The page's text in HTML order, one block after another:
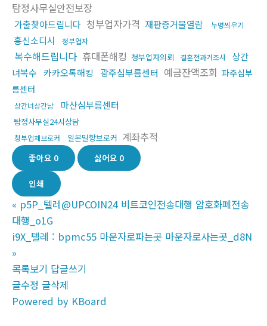
탐정사무실안전보장
가출찾아드립니다 청부업자가격 재판증거물열람 누명씌우기
흥신소디시 청부업자
복수해드립니다 휴대폰해킹 청부업자의뢰 결혼전과거조사
상간
녀복수 카카오톡해킹 광주심부름센터 예금잔액조회 파주심부
름센터
상간녀상간남 마산심부름센터
탐정사무실24시상담
청부업체브로커 일본밀항브로커 계좌추적
좋아요 0 싫어요 0
인쇄
« p5P_텔레@UPCOIN24 비트코인전송대행 암호화폐전송
대행_o1G
i9X_텔레 : bpmc55 마운자로파는곳 마운자로사는곳_d8N
»
목록보기 답글쓰기
글수정 글삭제
Powered by KBoard